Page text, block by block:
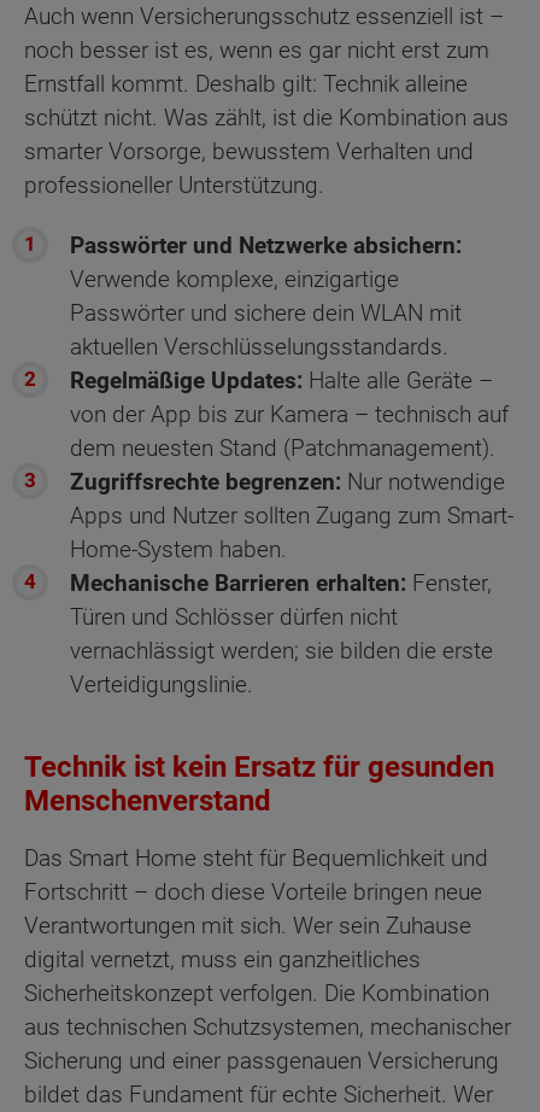
Auch wenn Versicherungsschutz essenziell ist –
noch besser ist es, wenn es gar nicht erst zum
Ernstfall kommt. Deshalb gilt: Technik alleine
schützt nicht. Was zählt, ist die Kombination aus
smarter Vorsorge, bewusstem Verhalten und
professioneller Unterstützung.
Passwörter und Netzwerke absichern:
Verwende komplexe, einzigartige
Passwörter und sichere dein WLAN mit
aktuellen Verschlüsselungsstandards.
Regelmäßige Updates: Halte alle Geräte –
von der App bis zur Kamera – technisch auf
dem neuesten Stand (Patchmanagement).
Zugriffsrechte begrenzen: Nur notwendige
Apps und Nutzer sollten Zugang zum Smart-
Home-System haben.
Mechanische Barrieren erhalten: Fenster,
Türen und Schlösser dürfen nicht
vernachlässigt werden; sie bilden die erste
Verteidigungslinie.
Technik ist kein Ersatz für gesunden
Menschenverstand
Das Smart Home steht für Bequemlichkeit und
Fortschritt – doch diese Vorteile bringen neue
Verantwortungen mit sich. Wer sein Zuhause
digital vernetzt, muss ein ganzheitliches
Sicherheitskonzept verfolgen. Die Kombination
aus technischen Schutzsystemen, mechanischer
Sicherung und einer passgenauen Versicherung
bildet das Fundament für echte Sicherheit. Wer